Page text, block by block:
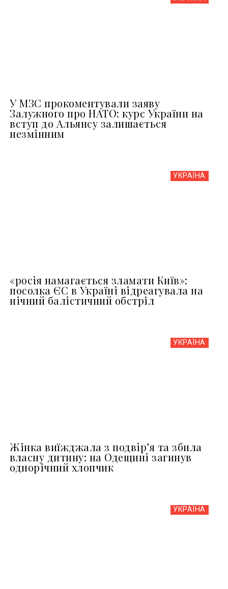
У МЗС прокоментували заяву
Залужного про НАТО: курс України на
вступ до Альянсу залишається
незмінним
УКРАЇНА
«росія намагається зламати Київ»:
посолка ЄС в Україні відреагувала на
нічний балістичний обстріл
УКРАЇНА
Жінка виїжджала з подвір’я та збила
власну дитину: на Одещині загинув
однорічний хлопчик
УКРАЇНА